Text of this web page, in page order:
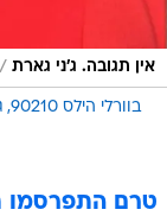
אין תגובה. ג'ני גארת /
בוורלי הילס 90210
טרם התפרסמו